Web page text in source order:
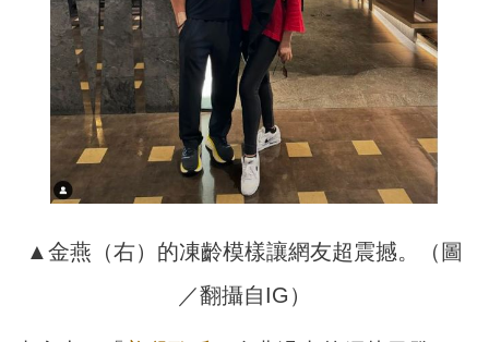
▲金燕（右）的凍齡模樣讓網友超震撼。（圖
／翻攝自IG）